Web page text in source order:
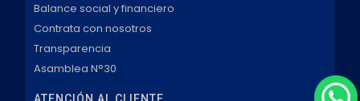
Balance social y financiero
Contrata con nosotros
Transparencia
Asamblea N°30